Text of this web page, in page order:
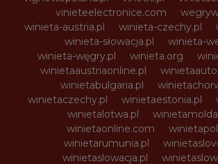
vinieteelectronice.com
winieta-austria.pl
winieta-czechy.pl
winieta-słowacja.pl
winieta-
winieta-węgry.pl
winieta.org
winietaaustriaonline.pl
winietabulgaria.pl
winietaczechy.pl
winietaestonia.pl
winietalotwa.pl
winietaonline.com
winietarumunia.pl
winietaslowacja.pl